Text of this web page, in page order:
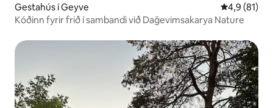
Gestahús í Geyve 4,9 af 5 í
4,9 (81)
Kóðinn fyrir frið í sambandi við Dağevimsakarya Nature